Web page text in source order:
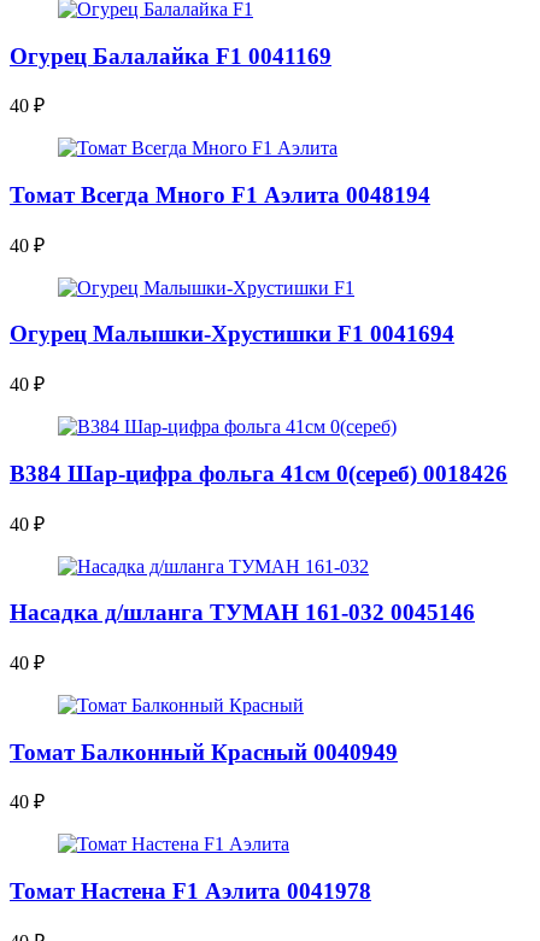
Огурец Балалайка F1 0041169
40 ₽
Томат Всегда Много F1 Аэлита 0048194
40 ₽
Огурец Малышки-Хрустишки F1 0041694
40 ₽
В384 Шар-цифра фольга 41см 0(сереб) 0018426
40 ₽
Насадка д/шланга ТУМАН 161-032 0045146
40 ₽
Томат Балконный Красный 0040949
40 ₽
Томат Настена F1 Аэлита 0041978